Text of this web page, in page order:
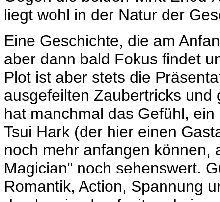
liegt wohl in der Natur der
Eine Geschichte, die am
aber dann bald Fokus findet
Plot ist aber stets die
ausgefeilten Zaubertricks
hat manchmal das Gefühl,
Tsui Hark (der hier einen
noch mehr anfangen können,
Magician" noch sehenswert.
Romantik, Action, Spannung